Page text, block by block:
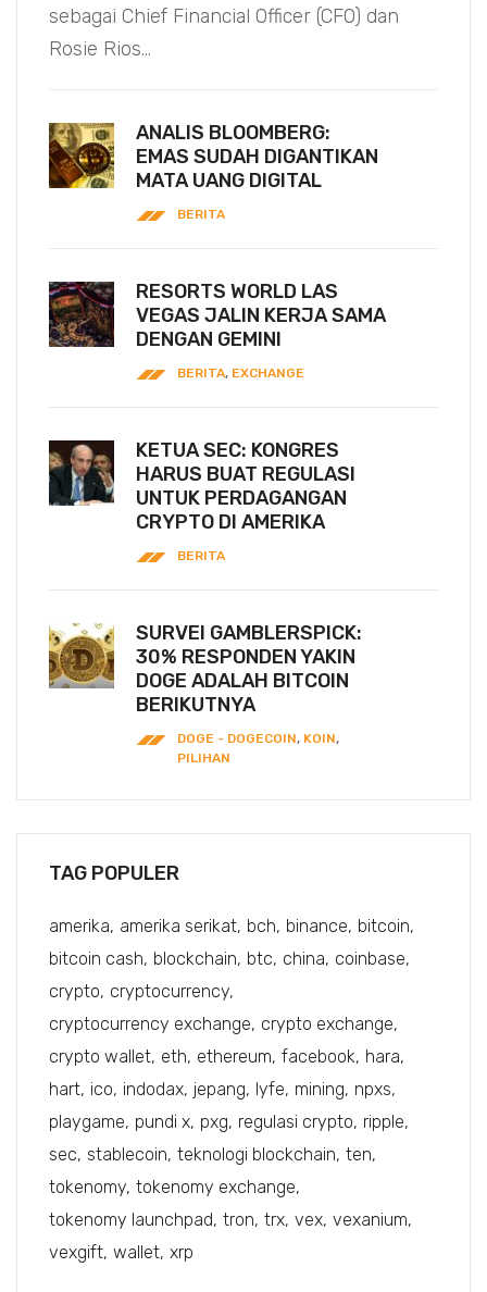
sebagai Chief Financial Officer (CFO) dan
Rosie Rios...
ANALIS BLOOMBERG:
EMAS SUDAH DIGANTIKAN
MATA UANG DIGITAL
BERITA
RESORTS WORLD LAS
VEGAS JALIN KERJA SAMA
DENGAN GEMINI
BERITA, EXCHANGE
KETUA SEC: KONGRES
HARUS BUAT REGULASI
UNTUK PERDAGANGAN
CRYPTO DI AMERIKA
BERITA
SURVEI GAMBLERSPICK:
30% RESPONDEN YAKIN
DOGE ADALAH BITCOIN
BERIKUTNYA
DOGE - DOGECOIN, KOIN,
PILIHAN
TAG POPULER
amerika amerika serikat bch binance bitcoin
bitcoin cash blockchain btc china coinbase
crypto cryptocurrency
cryptocurrency exchange crypto exchange
crypto wallet eth ethereum facebook hara
hart ico indodax jepang lyfe mining npxs
playgame pundi x pxg regulasi crypto ripple
sec stablecoin teknologi blockchain ten
tokenomy tokenomy exchange
tokenomy launchpad tron trx vex vexanium
vexgift wallet xrp